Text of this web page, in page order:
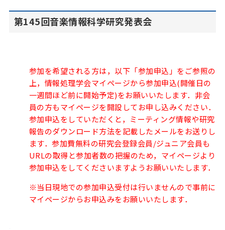
第145回音楽情報科学研究発表会
参加を希望される方は，以下「参加申込」をご参照の
上，情報処理学会マイページから参加申込(開催日の
一週間ほど前に開始予定)をお願いいたします．非会
員の方もマイページを開設してお申し込みください．
参加申込をしていただくと，ミーティング情報や研究
報告のダウンロード方法を記載したメールをお送りし
ます．参加費無料の研究会登録会員/ジュニア会員も
URLの取得と参加者数の把握のため，マイページより
参加申込をしてくださいますようお願いいたします．
※当日現地での参加申込受付は行いませんので事前に
マイページからお申込みをお願いいたします．